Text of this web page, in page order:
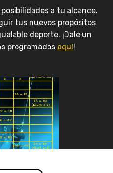
a tu alcance.
tus nuevos propósitos
deporte. ¡Dale un
programados aquí!